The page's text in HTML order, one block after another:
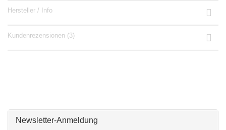
Hersteller / Info
Kundenrezensionen (3)
Newsletter-Anmeldung